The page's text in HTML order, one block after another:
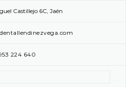
Castillejo 6C, Jaén
224 640